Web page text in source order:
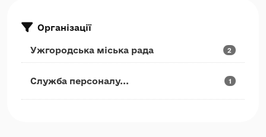
Організації
Ужгородська міська рада 2
Служба персоналу... 1